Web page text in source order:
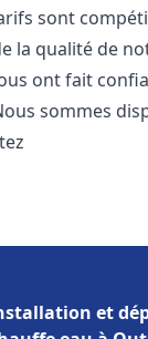
sont
la qualité de
ont fait
sommes
et